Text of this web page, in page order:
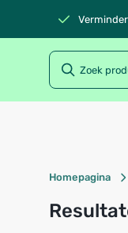
Homepagina